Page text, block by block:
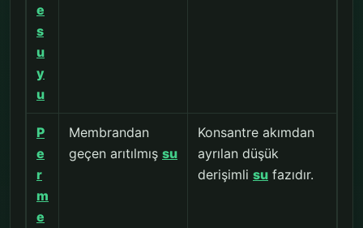
e
s
u
y
u
P
e
r
m
e
Membrandan
geçen arıtılmış su
Konsantre akımdan
ayrılan düşük
derişimli su fazıdır.